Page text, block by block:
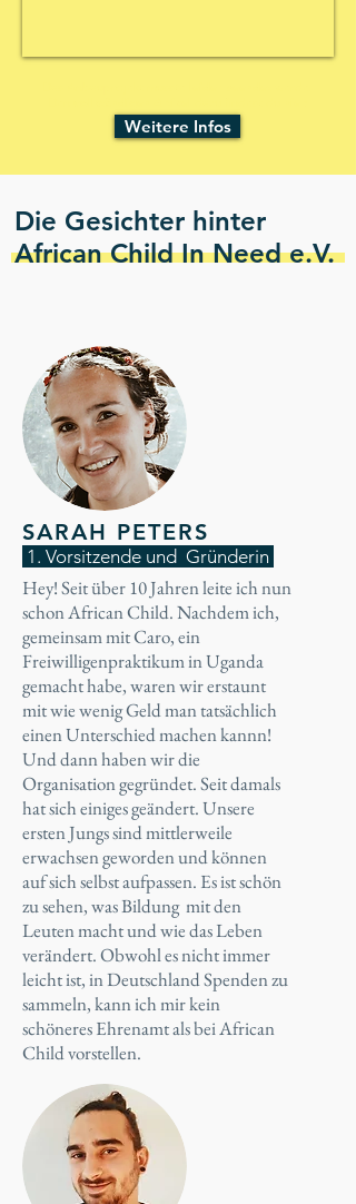
Weitere Infos
Die Gesichter hinter
African Child In Need e.V.
SARAH PETERS
1. Vorsitzende und Gründerin
Hey! Seit über 10 Jahren leite ich nun
schon African Child. Nachdem ich,
gemeinsam mit Caro, ein
Freiwilligenpraktikum in Uganda
gemacht habe, waren wir erstaunt
mit wie wenig Geld man tatsächlich
einen Unterschied machen kannn!
Und dann haben wir die
Organisation gegründet. Seit damals
hat sich einiges geändert. Unsere
ersten Jungs sind mittlerweile
erwachsen geworden und können
auf sich selbst aufpassen. Es ist schön
zu sehen, was Bildung mit den
Leuten macht und wie das Leben
verändert. Obwohl es nicht immer
leicht ist, in Deutschland Spenden zu
sammeln, kann ich mir kein
schöneres Ehrenamt als bei African
Child vorstellen.